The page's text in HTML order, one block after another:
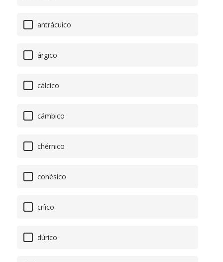
antrácuico
árgico
cálcico
cámbico
chérnico
cohésico
críico
dúrico